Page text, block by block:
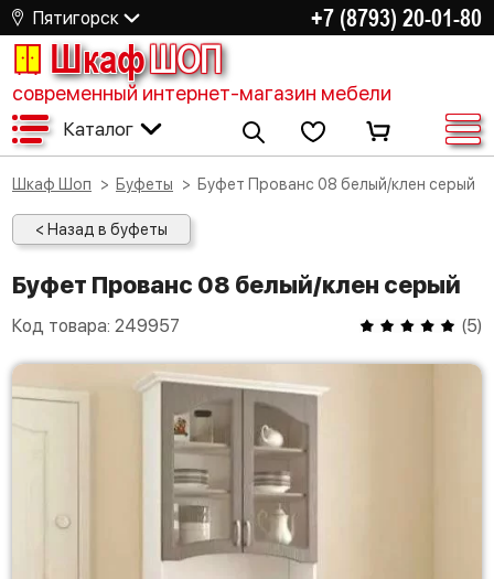
Пятигорск +7 (8793) 20-01-80
ШкафШОП
современный интернет-магазин мебели
Каталог
Шкаф Шоп Буфеты Буфет Прованс 08 белый/клен серый
< Назад в буфеты
Буфет Прованс 08 белый/клен серый
Код товара: 249957 (5)